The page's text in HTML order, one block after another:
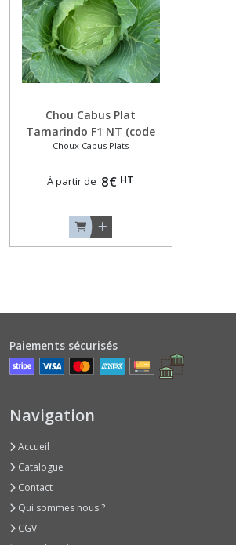
Chou Cabus Plat
Tamarindo F1 NT (code
384650)
Choux Cabus Plats
À partir de 8€ HT
(3)
Aneths
(4)
Artichauts
(2)
Asperges
Bardane
(1)
Basilics
Autres
Basilics
Rouges
Paiements sécurisés
Navigation
Accueil
Catalogue
Contact
Qui sommes nous ?
CGV